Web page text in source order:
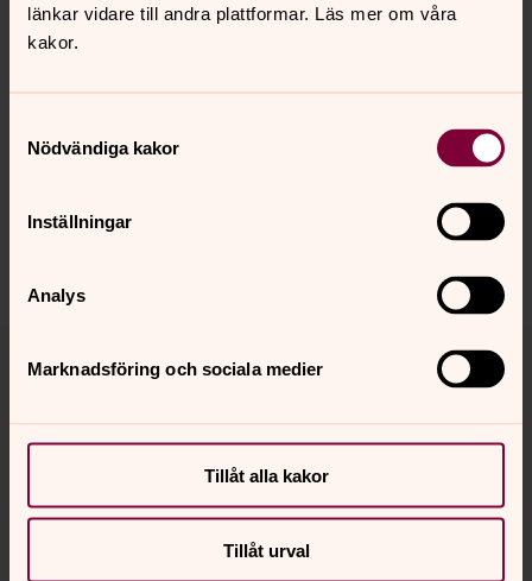
länkar vidare till andra plattformar. Läs mer om våra
kakor.
Nödvändiga kakor
Inställningar
Analys
Marknadsföring och sociala medier
Tillåt alla kakor
Tillåt urval
din dator, iPad eller mobil.
Synpunkter eller frågor på sidans
johannes.forsamling.sthlm@svenskakyrkan.se
Kontakt